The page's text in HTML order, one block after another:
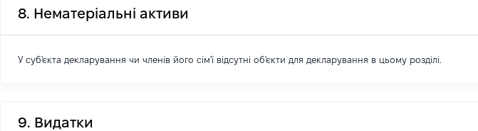
8. Нематеріальні активи
У суб'єкта декларування чи членів його сім'ї відсутні об'єкти для декларування в цьому розділі.
9. Видатки